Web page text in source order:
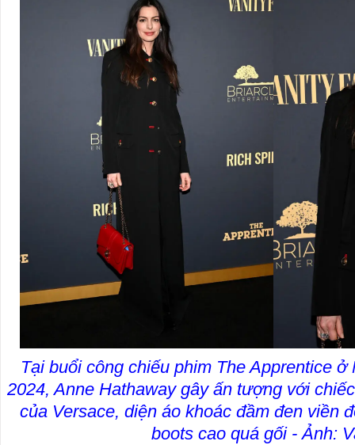
Tại buổi công chiếu phim The Apprentice
2024, Anne Hathaway gây ấn tượng với
của Versace, diện áo khoác đầm đen viền
boots cao quá gối - Ảnh: